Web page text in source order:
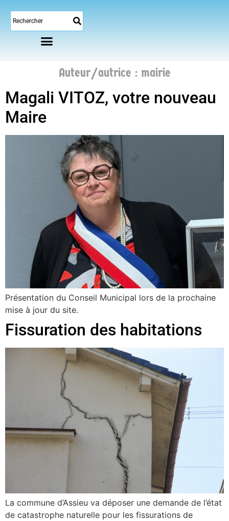
Auteur/autrice : mairie
Magali VITOZ, votre nouveau
Maire
Présentation du Conseil Municipal lors de la prochaine
mise à jour du site.
Fissuration des habitations
La commune d’Assieu va déposer une demande de l’état
de catastrophe naturelle pour les fissurations de